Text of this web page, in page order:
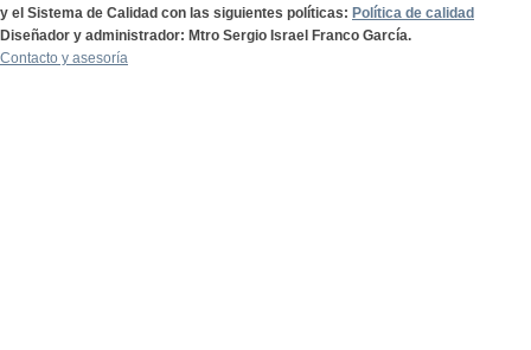
y el Sistema de Calidad con las siguientes políticas: Política de calidad
Diseñador y administrador: Mtro Sergio Israel Franco García.
Contacto y asesoría